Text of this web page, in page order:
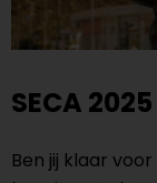
SECA
Ben jij klaar